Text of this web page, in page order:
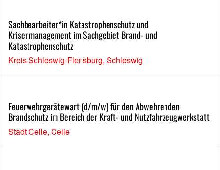
Sachbearbeiter*in Katastrophenschutz und
Krisenmanagement im Sachgebiet Brand- und
Katastrophenschutz
Kreis Schleswig-Flensburg, Schleswig
Feuerwehrgerätewart (d/m/w) für den Abwehrenden
Brandschutz im Bereich der Kraft- und Nutzfahrzeugwerkstatt
Stadt Celle, Celle